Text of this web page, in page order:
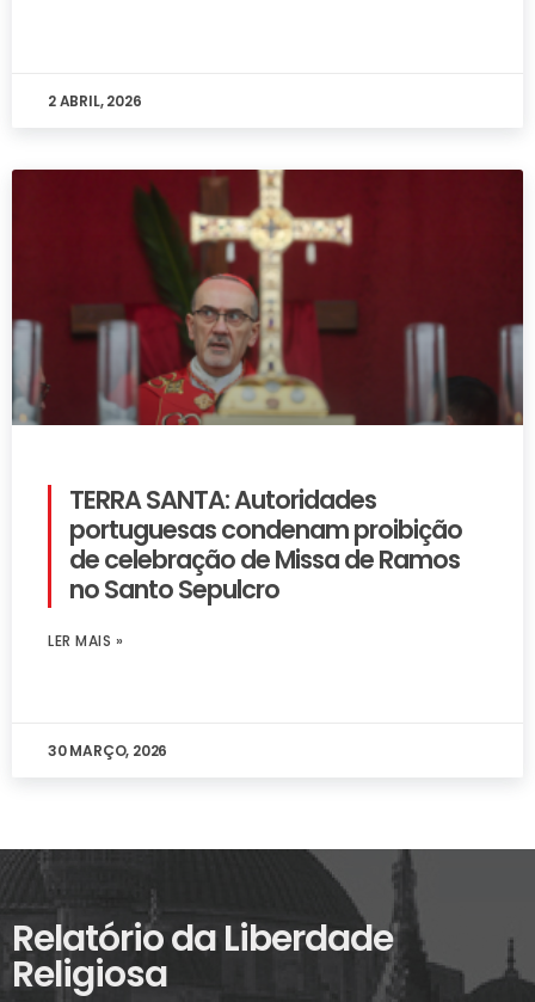
2 ABRIL, 2026
TERRA SANTA: Autoridades
portuguesas condenam proibição
de celebração de Missa de Ramos
no Santo Sepulcro
LER MAIS »
30 MARÇO, 2026
Relatório da Liberdade
Religiosa